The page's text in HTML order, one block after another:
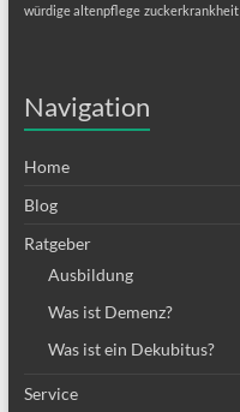
würdige altenpflege zuckerkrankheit
Navigation
Home
Blog
Ratgeber
Ausbildung
Was ist Demenz?
Was ist ein Dekubitus?
Service